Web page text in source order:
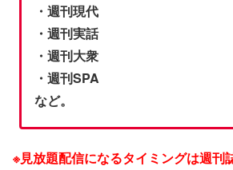
・週刊現代
・週刊実話
・週刊大衆
・週刊SPA
など。
※見放題配信になるタイミングは週刊